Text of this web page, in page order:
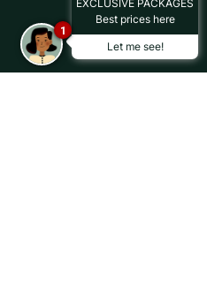
EXCLUSIVE PACKAGES
Best prices here
Let me see!
1